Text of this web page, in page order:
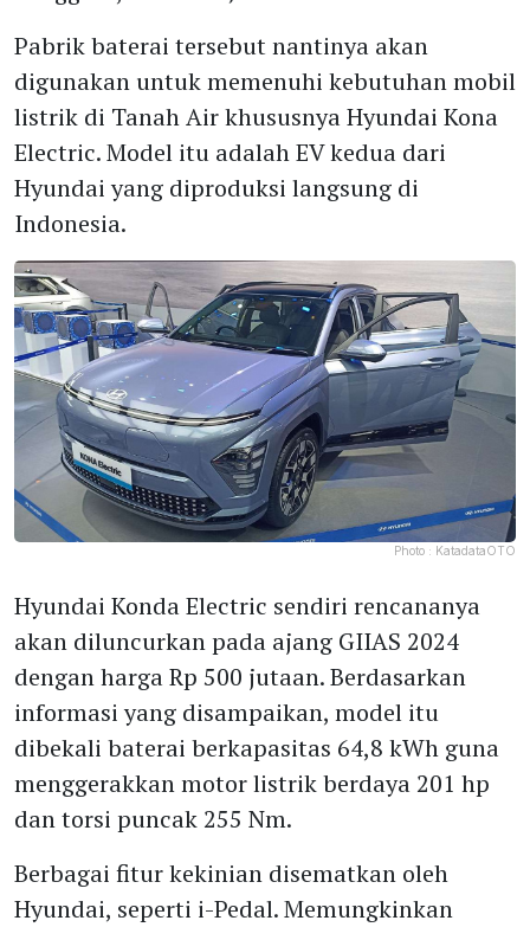
Pabrik baterai tersebut nantinya akan
digunakan untuk memenuhi kebutuhan mobil
listrik di Tanah Air khususnya Hyundai Kona
Electric. Model itu adalah EV kedua dari
Hyundai yang diproduksi langsung di
Indonesia.
Photo : KatadataOTO
Hyundai Konda Electric sendiri rencananya
akan diluncurkan pada ajang GIIAS 2024
dengan harga Rp 500 jutaan. Berdasarkan
informasi yang disampaikan, model itu
dibekali baterai berkapasitas 64,8 kWh guna
menggerakkan motor listrik berdaya 201 hp
dan torsi puncak 255 Nm.
Berbagai fitur kekinian disematkan oleh
Hyundai, seperti i-Pedal. Memungkinkan